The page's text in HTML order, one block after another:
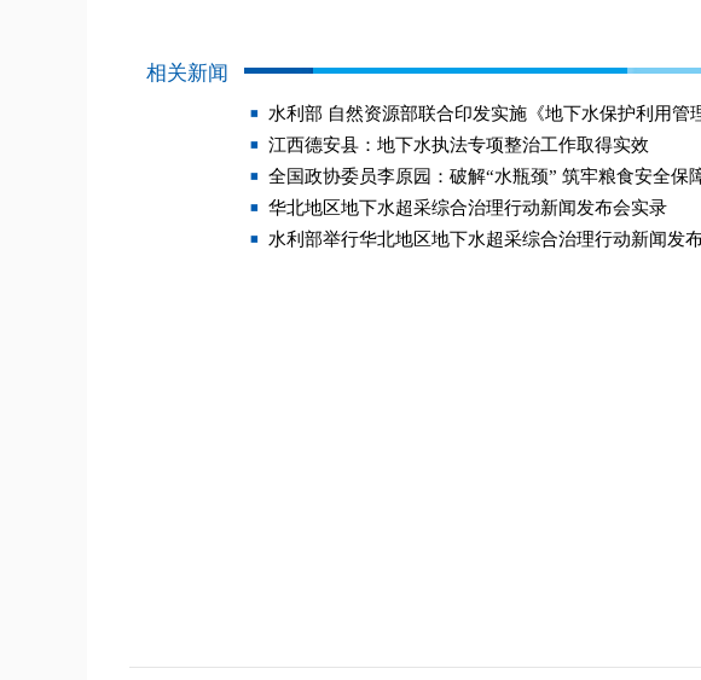
相关新闻
水利部 自然资源部联合印发实施《地下水保护利用管
江西德安县：地下水执法专项整治工作取得实效
全国政协委员李原园：破解“水瓶颈” 筑牢粮食安全保
华北地区地下水超采综合治理行动新闻发布会实录
水利部举行华北地区地下水超采综合治理行动新闻发